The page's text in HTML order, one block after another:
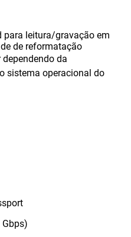
para leitura/gravação em
de reformatação
da
sistema operacional do
Gbps)